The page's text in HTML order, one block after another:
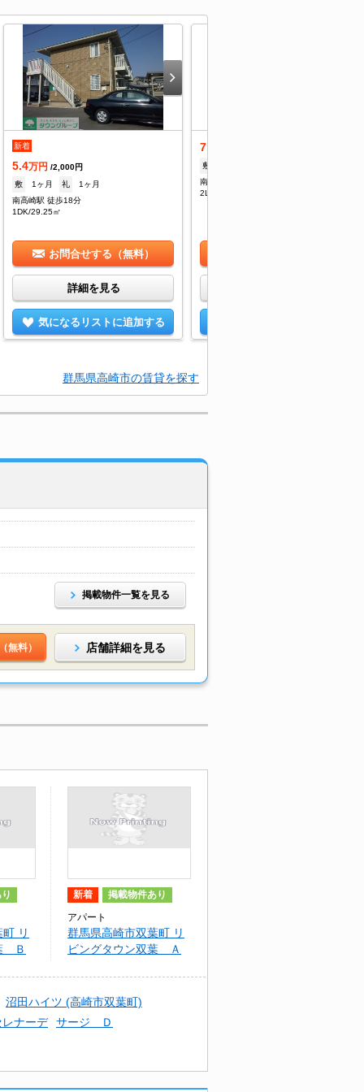
新着
5.4万円 /2,000円
敷
1ヶ月 礼
1ヶ月
南高崎駅 徒歩18分
1DK/29.25㎡
お問合せする（無料）
詳細を見る
気になるリストに追加する
7.1
敷
南高崎駅 徒歩18分
2LDK/58.81㎡
群馬県高崎市の賃貸を探す
掲載物件一覧を見る
無料） 店舗詳細を見る
リ
Ｂ
新着 掲載物件あり
アパート
群馬県高崎市双葉町 リ
ビングタウン双葉 Ａ
沼田ハイツ (高崎市双葉町)
レナーデ
サージ Ｄ